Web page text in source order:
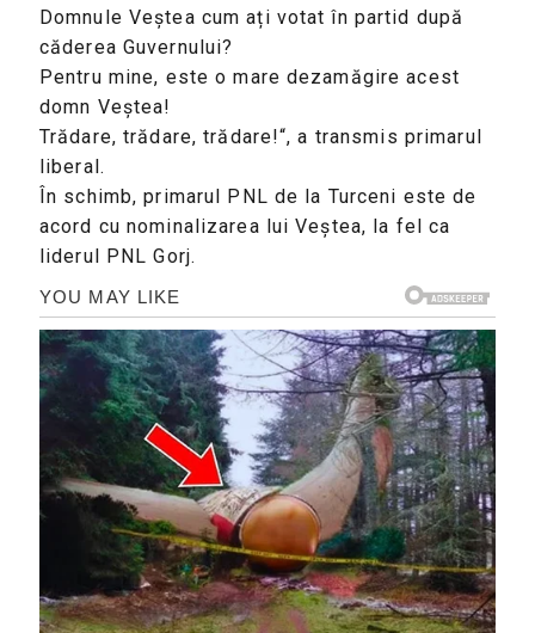
Domnule Veștea cum ați votat în partid după
căderea Guvernului?
Pentru mine, este o mare dezamăgire acest
domn Veștea!
Trădare, trădare, trădare!“, a transmis primarul
liberal.
În schimb, primarul PNL de la Turceni este de
acord cu nominalizarea lui Veștea, la fel ca
liderul PNL Gorj.